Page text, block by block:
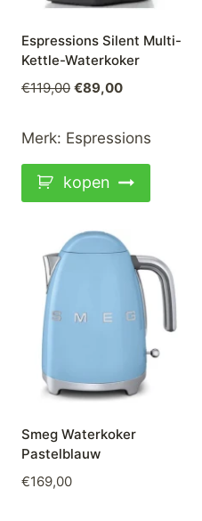
Espressions Silent Multi-
Kettle-Waterkoker
€119,00 Oorspronkelijke
was:
€119,00.
€89,00Huidige
is:
Merk: Espressions
kopen
Smeg Waterkoker
Pastelblauw
€169,00